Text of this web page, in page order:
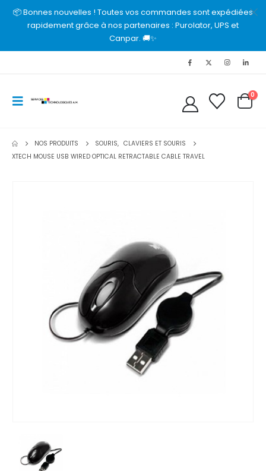
📦 Bonnes nouvelles ! Toutes vos commandes sont expédiées
rapidement grâce à nos partenaires : Purolator, UPS et
Canpar. 🚚✨
0
NOS PRODUITS SOURIS, CLAVIERS ET SOURIS
XTECH MOUSE USB WIRED OPTICAL RETRACTABLE CABLE TRAVEL